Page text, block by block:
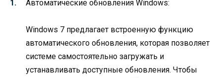
Автоматические обновления Windows:
Windows 7 предлагает встроенную функцию
автоматического обновления, которая позволяет
системе самостоятельно загружать и
устанавливать доступные обновления. Чтобы